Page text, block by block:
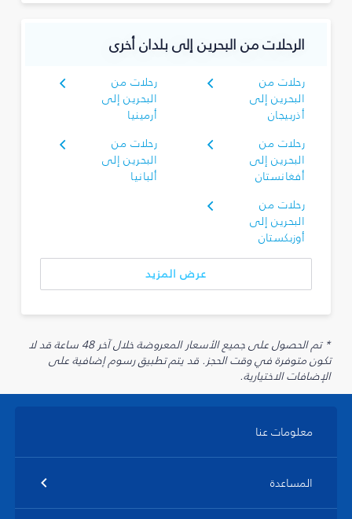
الرحلات من البحرين إلى بلدان أخرى
رحلات من
البحرين إلى
أذربيجان
رحلات من
البحرين إلى
أرمينيا
رحلات من
البحرين إلى
أفغانستان
رحلات من
البحرين إلى
ألبانيا
رحلات من
البحرين إلى
أوزبكستان
عرض المزيد
* تم الحصول على جميع الأسعار المعروضة خلال آخر 48 ساعة قد لا
تكون متوفرة في وقت الحجز. قد يتم تطبيق رسوم إضافية على
الإضافات الاختيارية.
معلومات عنا
المساعدة